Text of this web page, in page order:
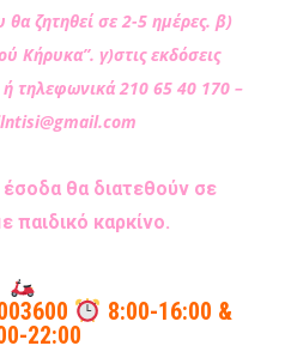
ζητηθεί σε 2-5 ημέρες. β)
Κήρυκα”. γ)στις εκδόσεις
ή τηλεφωνικά 210 65 40 170 –
θα διατεθούν σε
παιδικό καρκίνο.
8:00-16:00 &
22:00